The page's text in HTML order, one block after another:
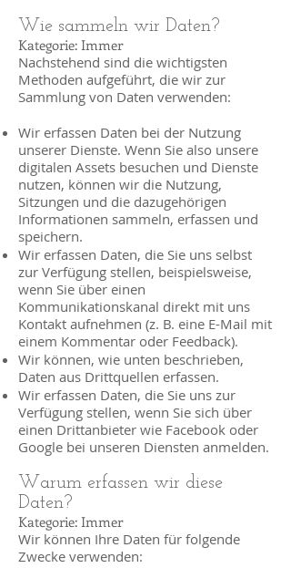
Wie sammeln wir Daten?
Kategorie: Immer
Nachstehend sind die wichtigsten
Methoden aufgeführt, die wir zur
Sammlung von Daten verwenden:
Wir erfassen Daten bei der Nutzung
unserer Dienste. Wenn Sie also unsere
digitalen Assets besuchen und Dienste
nutzen, können wir die Nutzung,
Sitzungen und die dazugehörigen
Informationen sammeln, erfassen und
speichern.
Wir erfassen Daten, die Sie uns selbst
zur Verfügung stellen, beispielsweise,
wenn Sie über einen
Kommunikationskanal direkt mit uns
Kontakt aufnehmen (z. B. eine E-Mail mit
einem Kommentar oder Feedback).
Wir können, wie unten beschrieben,
Daten aus Drittquellen erfassen.
Wir erfassen Daten, die Sie uns zur
Verfügung stellen, wenn Sie sich über
einen Drittanbieter wie Facebook oder
Google bei unseren Diensten anmelden.
Warum erfassen wir diese
Daten?
Kategorie: Immer
Wir können Ihre Daten für folgende
Zwecke verwenden: